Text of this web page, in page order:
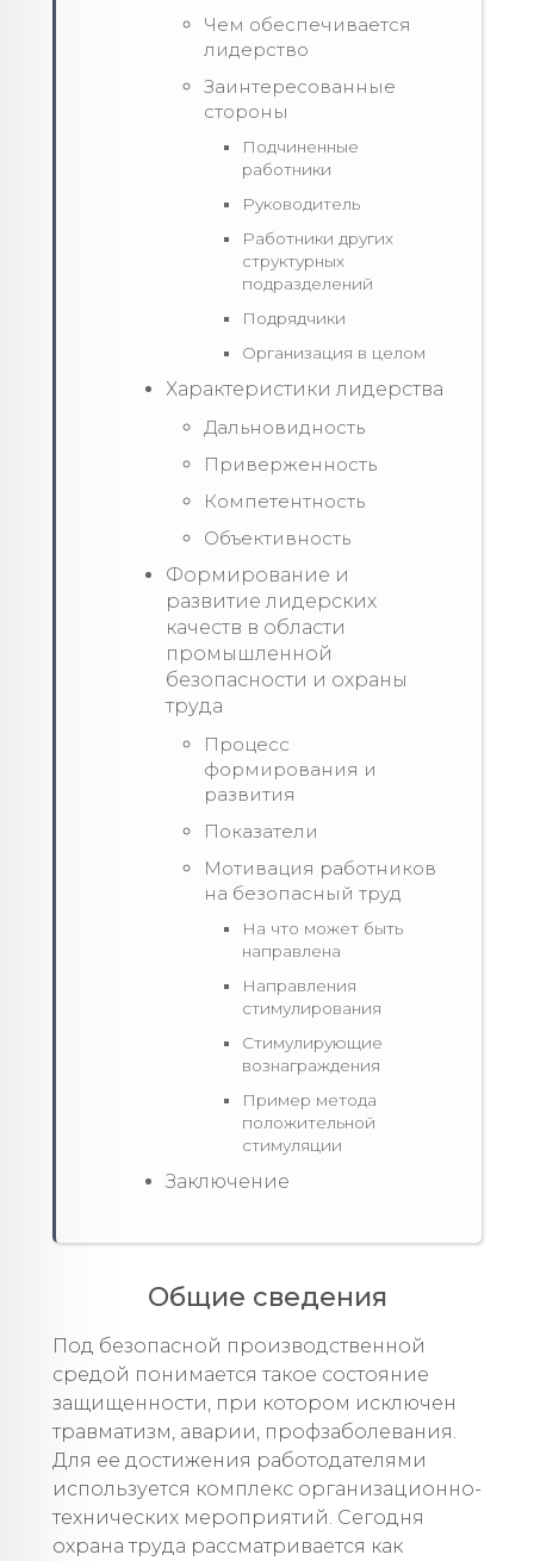
Чем обеспечивается
лидерство
Заинтересованные
стороны
Подчиненные
работники
Руководитель
Работники других
структурных
подразделений
Подрядчики
Организация в целом
Характеристики лидерства
Дальновидность
Приверженность
Компетентность
Объективность
Формирование и
развитие лидерских
качеств в области
промышленной
безопасности и охраны
труда
Процесс
формирования и
развития
Показатели
Мотивация работников
на безопасный труд
На что может быть
направлена
Направления
стимулирования
Стимулирующие
вознаграждения
Пример метода
положительной
стимуляции
Заключение
Общие сведения
Под безопасной производственной
средой понимается такое состояние
защищенности, при котором исключен
травматизм, аварии, профзаболевания.
Для ее достижения работодателями
используется комплекс организационно-
технических мероприятий. Сегодня
охрана труда рассматривается как